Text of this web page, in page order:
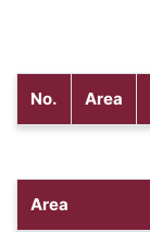
No. Area
Area